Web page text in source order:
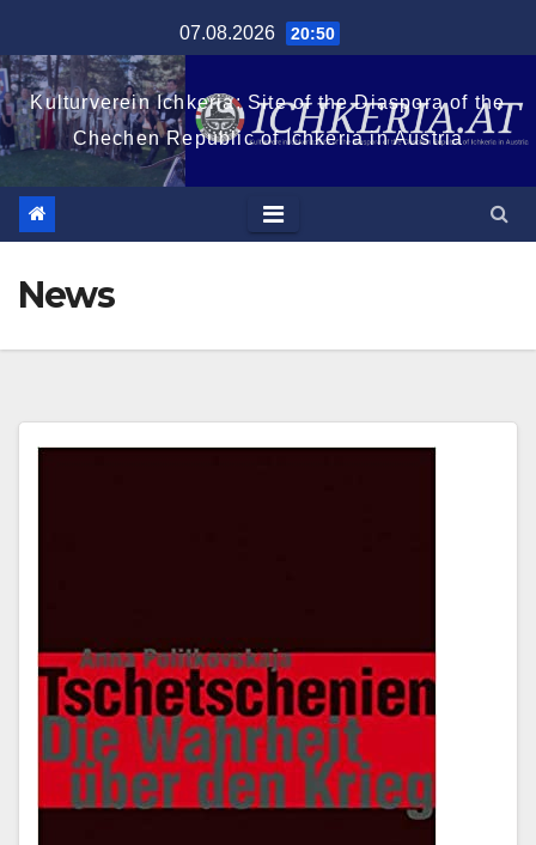
Inhalt
springen
07.08.2026 20:50
Kulturverein Ichkeria: Site of the Diaspora of the
Chechen Republic of Ichkeria in Austria
News